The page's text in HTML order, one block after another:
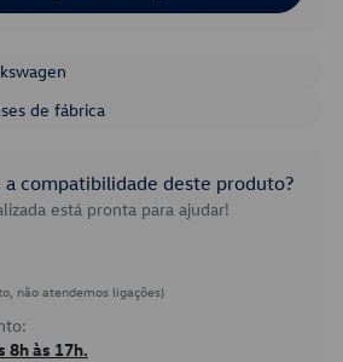
de fábrica
a compatibilidade deste produto?
está pronta para ajudar!
não atendemos ligações)
8h às 17h.